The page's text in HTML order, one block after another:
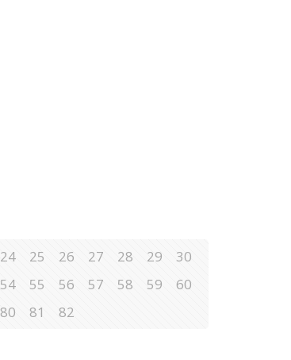
24 25 26 27 28 29
30
54 55 56 57 58 59
60
80 81
82